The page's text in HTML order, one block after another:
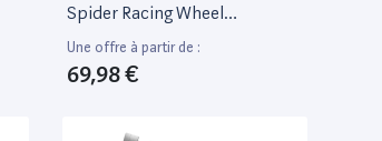
Spider Racing Wheel
Compatible Xbox One ,
Noir/Rouge
Une offre à partir de :
69,98 €